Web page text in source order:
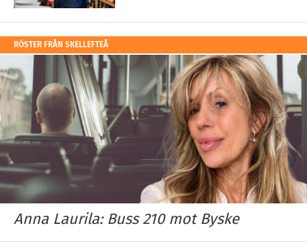
RÖSTER FRÅN SKELLEFTEÅ
Anna Laurila: Buss 210 mot Byske